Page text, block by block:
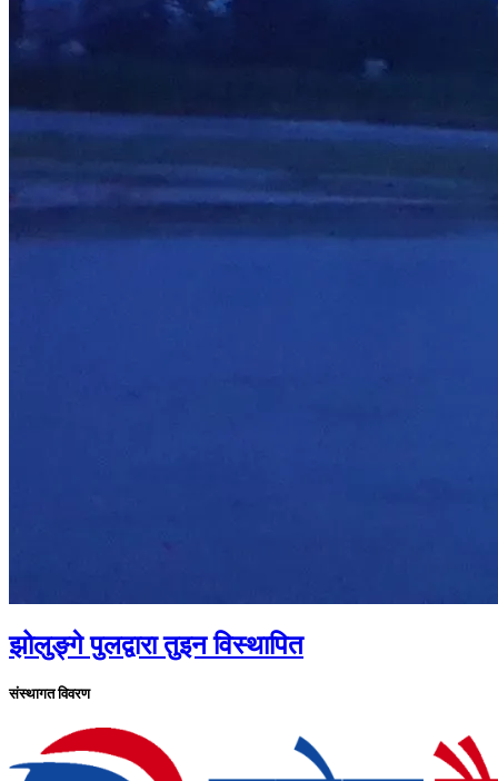
झोलुङ्गे पुलद्वारा तुइन विस्थापित
संस्थागत विवरण